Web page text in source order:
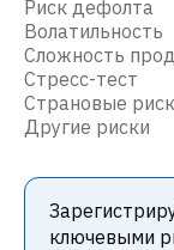
Риск дефолта
Волатильность
Сложность
Стресс-тест
Страновые
Другие риски
ключевыми